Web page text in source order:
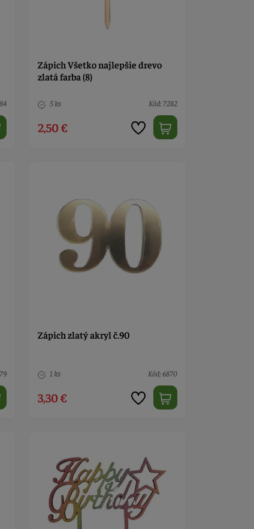
Zápich Všetko najlepšie drevo
zlatá farba (8)
5 ks Kód: 7282
2,50 €
Zápich zlatý akryl č.90
1 ks Kód: 6870
3,30 €